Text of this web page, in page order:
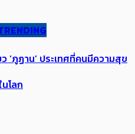
‘ภูฏาน’ ประเทศ​ที่คน​มีความสุข​
โลก